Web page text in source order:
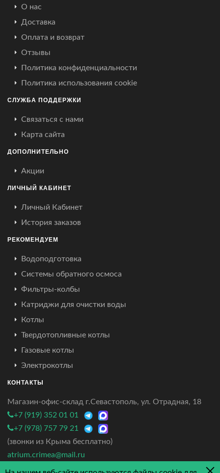
О нас
Доставка
Оплата и возврат
Отзывы
Политика конфиденциальности
Политика использования cookie
СЛУЖБА ПОДДЕРЖКИ
Связаться с нами
Карта сайта
ДОПОЛНИТЕЛЬНО
Акции
ЛИЧНЫЙ КАБИНЕТ
Личный Кабинет
История заказов
РЕКОМЕНДУЕМ
Водоподготовка
Системы обратного осмоса
Фильтры-колбы
Катриджи для очистки воды
Котлы
Твердотопливные котлы
Газовые котлы
Электрокотлы
КОНТАКТЫ
Магазин-офис-склад г.Севастополь, ул. Отрадная, 18
+7 (919) 352 01 01
+7 (978) 757 79 21
(звонки из Крыма бесплатно)
atrium.crimea@mail.ru